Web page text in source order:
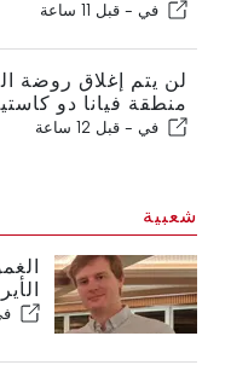
في - قبل 11 ساعة
لن يتم إغلاق روضة
منطقة فيانا دو
في - قبل 12 ساعة
شعبية